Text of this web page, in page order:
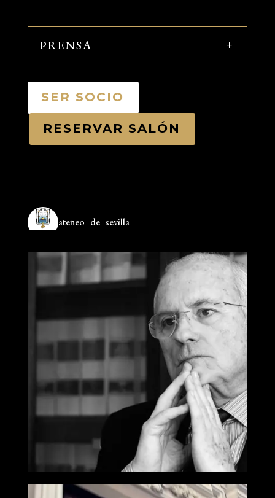
PRENSA
SER SOCIO
RESERVAR SALÓN
ateneo_de_sevilla